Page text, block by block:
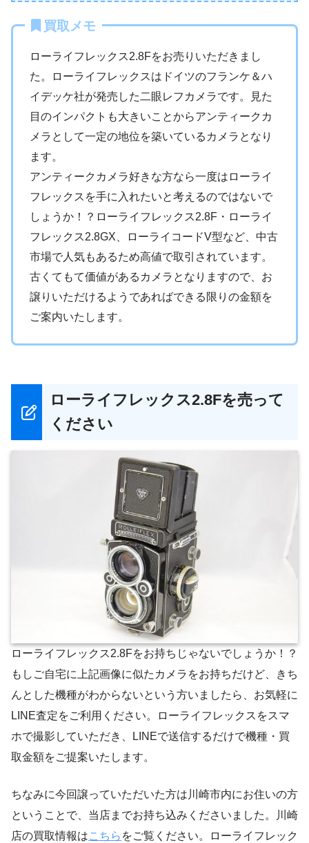
買取メモ
ローライフレックス2.8Fをお売りいただきまし
た。ローライフレックスはドイツのフランケ＆ハ
イデッケ社が発売した二眼レフカメラです。見た
目のインパクトも大きいことからアンティークカ
メラとして一定の地位を築いているカメラとなり
ます。
アンティークカメラ好きな方なら一度はローライ
フレックスを手に入れたいと考えるのではないで
しょうか！？ローライフレックス2.8F・ローライ
フレックス2.8GX、ローライコードV型など、中古
市場で人気もあるため高値で取引されています。
古くてもて価値があるカメラとなりますので、お
譲りいただけるようであればできる限りの金額を
ご案内いたします。
ローライフレックス2.8Fを売って
ください
ローライフレックス2.8Fをお持ちじゃないでしょうか！？
もしご自宅に上記画像に似たカメラをお持ちだけど、きち
んとした機種がわからないという方いましたら、お気軽に
LINE査定をご利用ください。ローライフレックスをスマ
ホで撮影していただき、LINEで送信するだけで機種・買
取金額をご提案いたします。
ちなみに今回譲っていただいた方は川崎市内にお住いの方
ということで、当店までお持ち込みくださいました。川崎
店の買取情報はこちら をご覧ください。ローライフレック